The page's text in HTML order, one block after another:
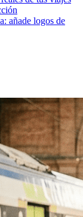
añade logos de